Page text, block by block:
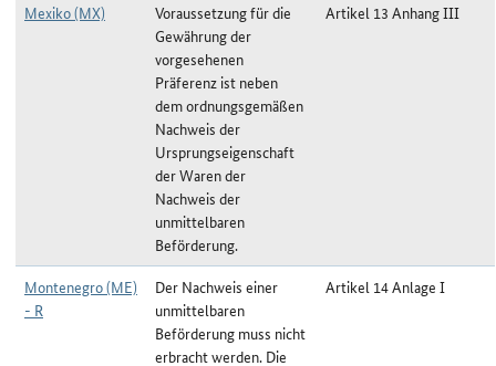
Mexiko (MX)
Voraussetzung für die
Gewährung der
vorgesehenen
Präferenz ist neben
dem ordnungsgemäßen
Nachweis der
Ursprungseigenschaft
der Waren der
Nachweis der
unmittelbaren
Beförderung.
Artikel 13 Anhang III
Montenegro (ME)
- R
Der Nachweis einer
unmittelbaren
Beförderung muss nicht
erbracht werden. Die
Artikel 14 Anlage I